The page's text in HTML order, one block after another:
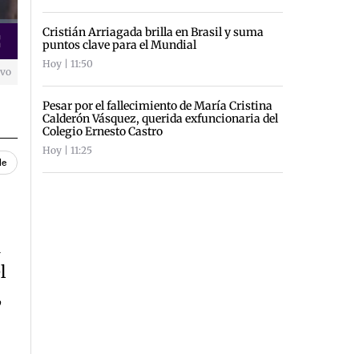
Cristián Arriagada brilla en Brasil y suma
puntos clave para el Mundial
Hoy | 11:50
Pesar por el fallecimiento de María Cristina
Calderón Vásquez, querida exfuncionaria del
Colegio Ernesto Castro
Hoy | 11:25